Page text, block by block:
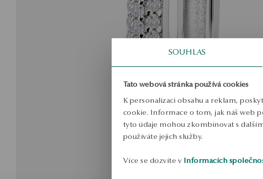
SOUHLAS
Tato webová stránka používá cookies
K personalizaci obsahu a reklam,
cookie. Informace o tom, jak náš web
tyto údaje mohou zkombinovat s
používáte jejich služby.
Více se dozvíte v Informacích